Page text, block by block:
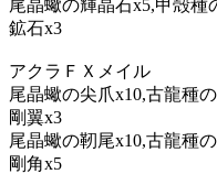
尾晶蠍の輝晶石x5,甲殻種
鉱石x3
アクラＦＸメイル
尾晶蠍の尖爪x10,古龍種
剛翼x3
尾晶蠍の靭尾x10,古龍種
剛角x5